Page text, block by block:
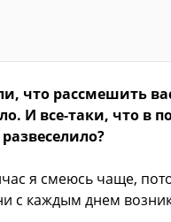
что рассмешить
И все-таки, что в
я смеюсь чаще,
с каждым днем